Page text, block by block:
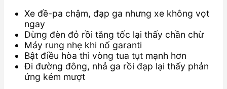
Xe đề-pa chậm, đạp ga nhưng xe không vọt
ngay
Dừng đèn đỏ rồi tăng tốc lại thấy chần chừ
Máy rung nhẹ khi nổ garanti
Bật điều hòa thì vòng tua tụt mạnh hơn
Đi đường đông, nhả ga rồi đạp lại thấy phản
ứng kém mượt